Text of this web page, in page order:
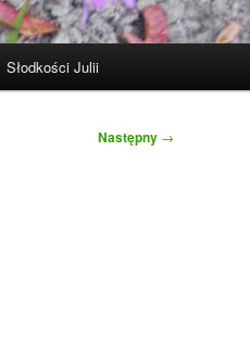
Słodkości Julii
Następny →